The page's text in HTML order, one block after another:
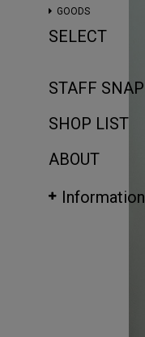
GOODS
SELECT
STAFF SNAP
SHOP LIST
ABOUT
Information